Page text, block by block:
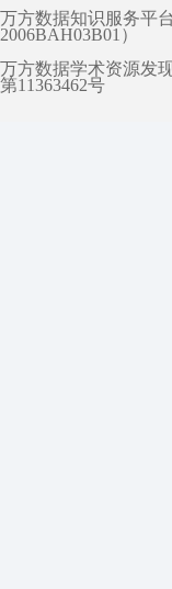
万方数据知识服务平
2006BAH03B01）
万方数据学术资源发
第11363462号